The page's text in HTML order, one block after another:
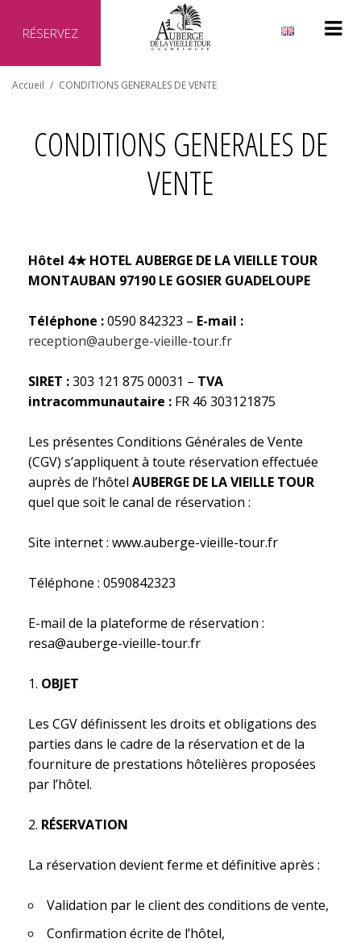
RÉSERVEZ
Accueil / CONDITIONS GENERALES DE VENTE
Aucun frais supplémentaire
Transaction sécurisée
CONDITIONS GENERALES DE
VENTE
Hôtel 4★HOTEL AUBERGE DE LA VIEILLE TOUR
MONTAUBAN 97190 LE GOSIER GUADELOUPE
Téléphone :0590 842323 – E-mail :
reception@auberge-vieille-tour.fr
SIRET :303 121 875 00031 – TVA
intracommunautaire : FR 46 303121875
Les présentes Conditions Générales de Vente
(CGV) s’appliquent à toute réservation effectuée
auprès de l’hôtel AUBERGE DE LA VIEILLE TOUR
quel que soit le canal de réservation :
Site internet : www.auberge-vieille-tour.fr
Téléphone : 0590842323
E-mail de la plateforme de réservation :
resa@auberge-vieille-tour.fr
OBJET
Les CGV définissent les droits et obligations des
parties dans le cadre de la réservation et de la
fourniture de prestations hôtelières proposées
par l’hôtel.
RÉSERVATION
La réservation devient ferme et définitive après :
Validation par le client des conditions de vente,
Confirmation écrite de l’hôtel,